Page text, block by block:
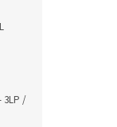
3LP /